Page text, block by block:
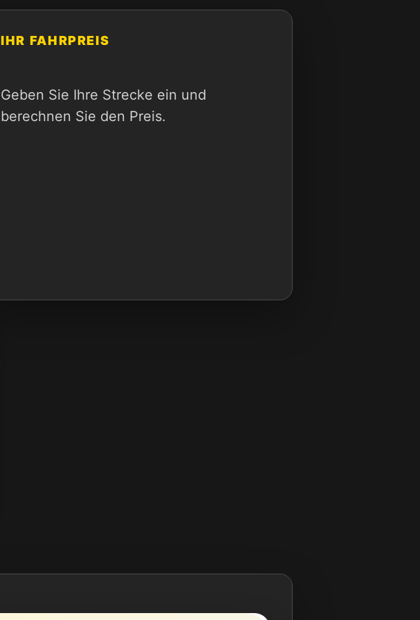
IHR FAHRPREIS
Geben Sie Ihre Strecke ein und
berechnen Sie den Preis.